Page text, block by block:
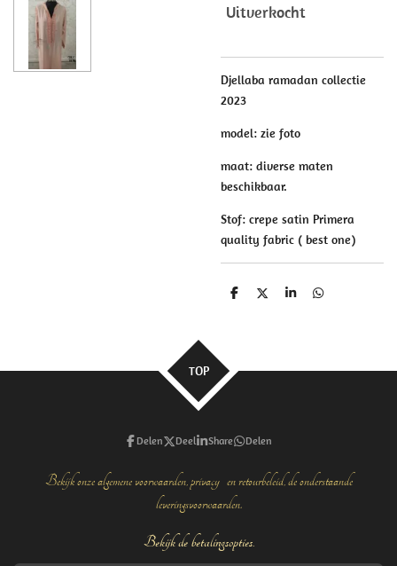
Uitverkocht
Djellaba ramadan collectie
2023
model: zie foto
maat: diverse maten
beschikbaar.
Stof: crepe satin Primera
quality fabric ( best one)
D
D
S
D
TOP
Delen Deel Share Delen
Bekijk onze algemene voorwaarden, privacy- en retourbeleid, de onderstaande
leveringsvoorwaarden.
Bekijk de betalingsopties.